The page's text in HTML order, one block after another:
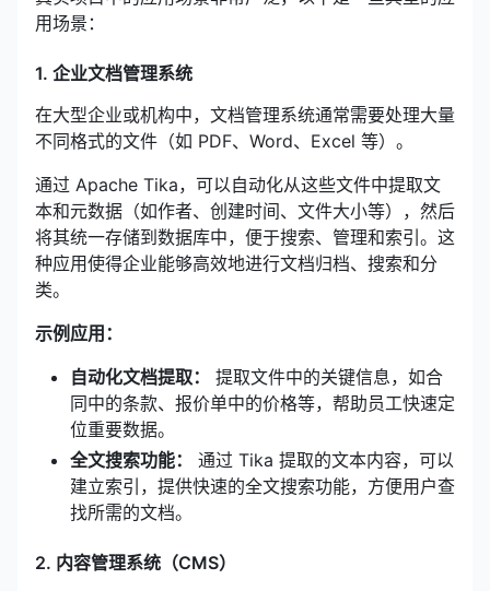
用场景：
1. 企业文档管理系统
在大型企业或机构中，文档管理系统通常需要处理大量
不同格式的文件（如 PDF、Word、Excel 等）。
通过 Apache Tika，可以自动化从这些文件中提取文
本和元数据（如作者、创建时间、文件大小等），然后
将其统一存储到数据库中，便于搜索、管理和索引。这
种应用使得企业能够高效地进行文档归档、搜索和分
类。
示例应用：
自动化文档提取：
提取文件中的关键信息，如合
同中的条款、报价单中的价格等，帮助员工快速定
位重要数据。
全文搜索功能：
通过 Tika 提取的文本内容，可以
建立索引，提供快速的全文搜索功能，方便用户查
找所需的文档。
2. 内容管理系统（CMS）